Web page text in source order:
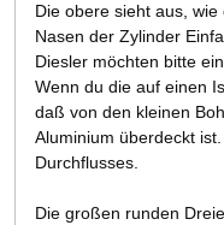
Die obere sieht aus,
Nasen der Zylinder
Diesler möchten bitte
Wenn du die auf einen
daß von den kleinen
Aluminium überdeckt
Durchflusses.
Die großen runden